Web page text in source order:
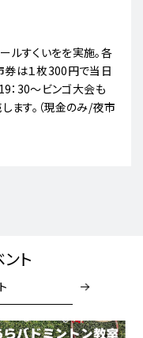
ルすくいをを実施。各
券は１枚300円で当日
：30～ビンゴ大会も
ます。（現金のみ/夜市
ト